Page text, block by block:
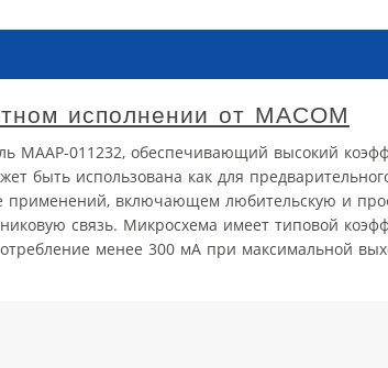
исполнении от MACOM
MAAP-011232, обеспечивающий высокий
быть использована как для
применений, включающем любительскую и
связь. Микросхема имеет типовой
менее 300 мА при максимальной